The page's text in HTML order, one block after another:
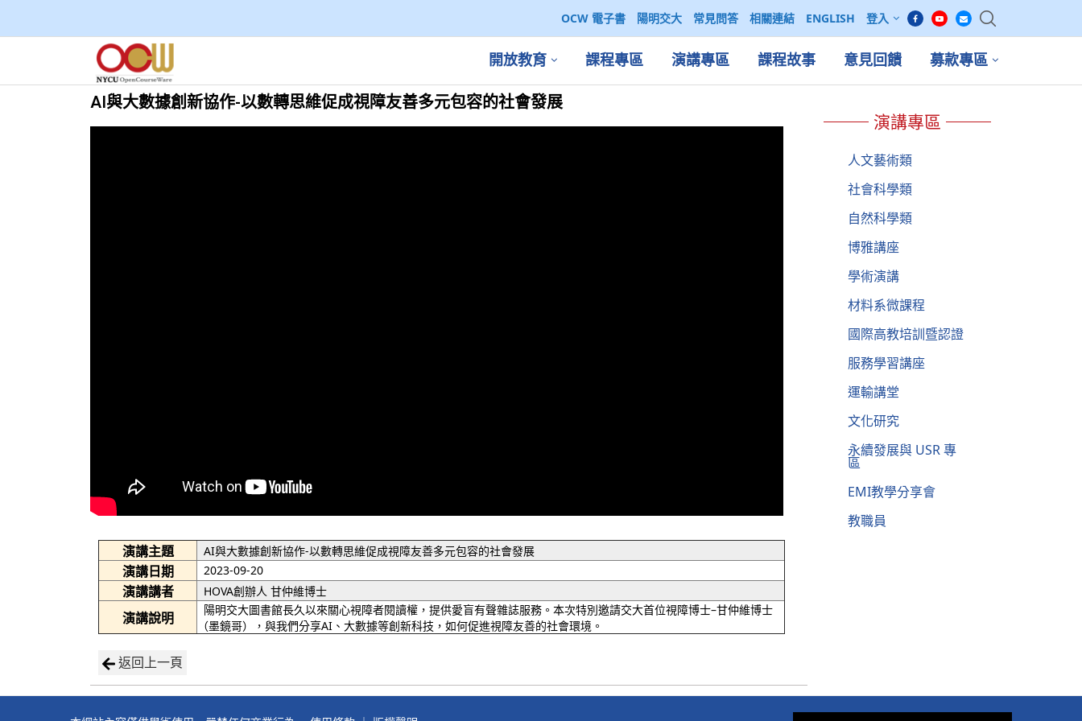
OCW 電子書 陽明交大 常見問答 相關連結 ENGLISH 登入
開放教育 課程專區 演講專區 課程故事 意見回饋 募款專區
AI與大數據創新協作-以數轉思維促成視障友善多元包容的社會發展
演講主題 AI與大數據創新協作-以數轉思維促成視障友善多元包容的社會發展
演講日期 2023-09-20
演講講者 HOVA創辦人 甘仲維博士
演講說明
陽明交大圖書館長久以來關心視障者閱讀權，提供愛盲有聲雜誌服務。本次特別邀請交大首位視障博士–甘仲維博士
（墨鏡哥），與我們分享AI、大數據等創新科技，如何促進視障友善的社會環境。
返回上一頁
演講專區
人文藝術類
社會科學類
自然科學類
博雅講座
學術演講
材料系微課程
國際高教培訓暨認證
服務學習講座
運輸講堂
文化研究
永續發展與 USR 專
區
EMI教學分享會
教職員